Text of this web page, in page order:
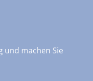
und machen Sie